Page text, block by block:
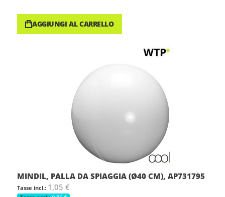
AGGIUNGI AL CARRELLO
MINDIL, PALLA DA SPIAGGIA (Ø40 CM), AP731795
1,05 €